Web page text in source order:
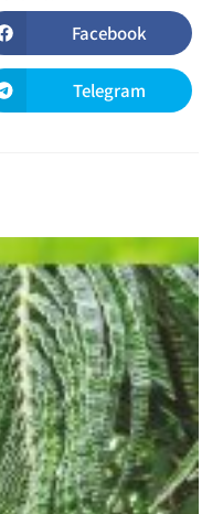
Facebook
Telegram